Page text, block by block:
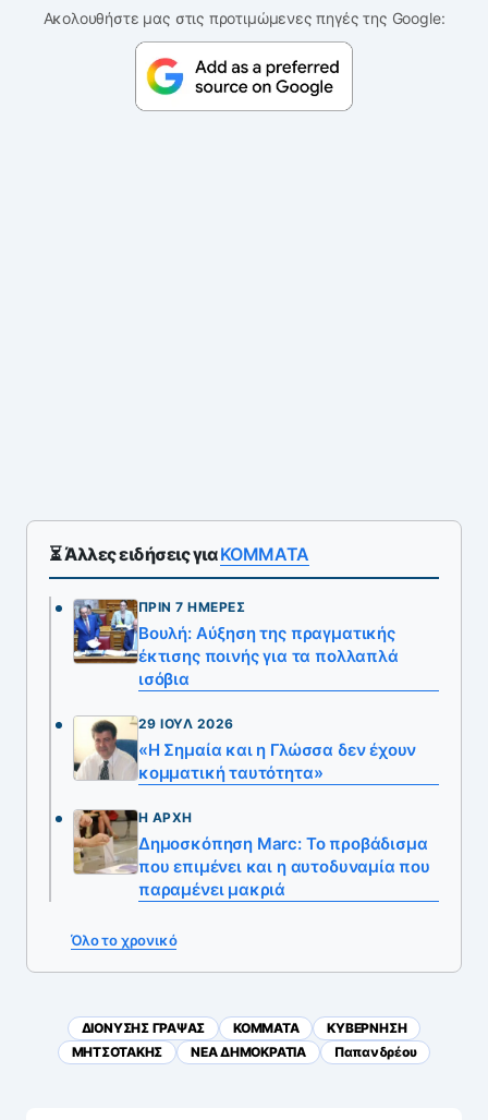
Ακολουθήστε μας στις προτιμώμενες πηγές της Google:
⏳ Άλλες ειδήσεις γιαΚΟΜΜΑΤΑ
ΠΡΙΝ 7 ΗΜΈΡΕΣ
Βουλή: Aύξηση της πραγματικής
έκτισης ποινής για τα πολλαπλά
ισόβια
29 ΙΟΎΛ 2026
«Η Σημαία και η Γλώσσα δεν έχουν
κομματική ταυτότητα»
Η ΑΡΧΉ
Δημοσκόπηση Marc: Το προβάδισμα
που επιμένει και η αυτοδυναμία που
παραμένει μακριά
Όλο το χρονικό
ΔΙΟΝΥΣΗΣ ΓΡΑΨΑΣ ΚΟΜΜΑΤΑ
ΚΥΒΕΡΝΗΣΗ
ΜΗΤΣΟΤΑΚΗΣ
ΝΕΑ ΔΗΜΟΚΡΑΤΙΑ Παπανδρέου